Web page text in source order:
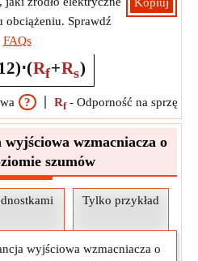
obciążeniu. Sprawdź
FAQs
2)⋅(Rf+Rs)
? Rf- Odporność na
wzmacniacza o
szumów
Tylko przykład
wyjściowa wzmacniacza o